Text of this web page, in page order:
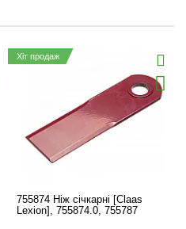
Хіт продаж
755874 Ніж січкарні [Claas
Lexion], 755874.0, 755787